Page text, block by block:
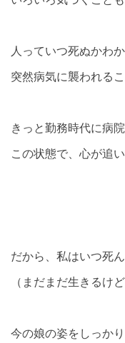
人っていつ死ぬかわ
突然病気に襲われる
きっと勤務時代に病
この状態で、心が追
だから、私はいつ死
（まだまだ生きるけど
今の娘の姿をしっか